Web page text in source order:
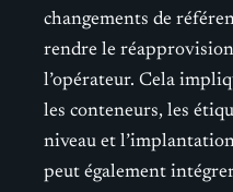
changements de
rendre le
l’opérateur. Cela
les conteneurs, les
niveau et
peut également